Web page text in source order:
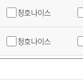
청호나이스
청호나이스